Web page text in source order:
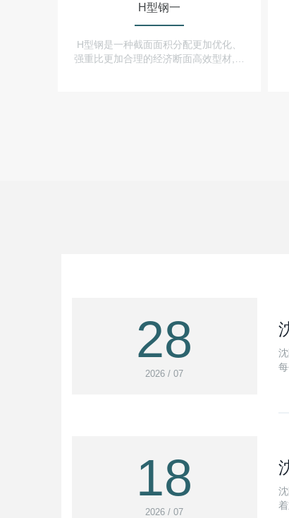
H型钢一
H型钢是一种截面面积分配更加优化、
强重比更加合理的经济断面高效型材,因
28
2026 / 07
18
2026 / 07